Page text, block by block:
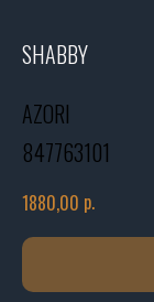
SHABBY
AZORI
847763101
1880,00 р.